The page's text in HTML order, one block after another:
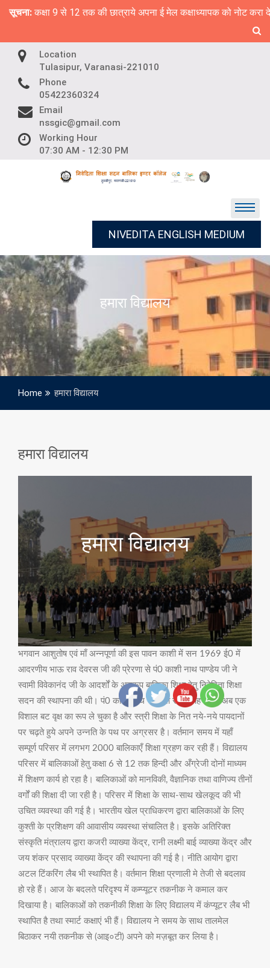
सूचना: कक्षा 9 से 12 तक की छात्राये अपना ई मेल कक्षाध्यापक को नोट करा दे
Location
Tulasipur, Varanasi-221010
Phone
05422360324
Email
nssgic@gmail.com
Working Hour
07:30 AM - 12:30 PM
NIVEDITA ENGLISH MEDIUM
हमारा विद्यालय
Home हमारा विद्यालय
हमारा विद्यालय
हमारा विद्यालय
भगवान आशुतोष एवं माँ अन्नपूर्णा की इस पावन काशी में सन 1969 ई0 में
आदरणीय भाऊ राव देवरस जी की प्रेरणा से पं0 काशी नाथ पाण्डेय जी ने
स्वामी विवेकानंद जी के आदर्शों के अनुरूप बालिका शिक्षा हेतु निवेदिता शिक्षा
सदन की स्थापना की थी। पं0 काशी नाथ जी द्वारा रोपित यह बिरवा अब एक
विशाल बट वृक्ष का रूप ले चुका है और स्त्री शिक्षा के नित नये-नये पायदानों
पर चढ़ते हुये अपने उन्नति के पथ पर अग्रसर है। वर्तमान समय में यहाँ
सम्पूर्ण परिसर में लगभग 2000 बालिकाएँ शिक्षा ग्रहण कर रही हैं। विद्यालय
परिसर में बालिकाओं हेतु कक्षा 6 से 12 तक हिन्दी और अँग्रेजी दोनों माध्यम
में शिक्षण कार्य हो रहा है। बालिकाओं को मानविकी, वैज्ञानिक तथा वाणिज्य तीनों
वर्गों की शिक्षा दी जा रही है। परिसर में शिक्षा के साथ-साथ खेलकूद की भी
उचित व्यवस्था की गई है। भारतीय खेल प्राधिकरण द्वारा बालिकाओं के लिए
कुश्ती के प्रशिक्षण की आवासीय व्यवस्था संचालित है। इसके अतिरिक्त
संस्कृति मंत्रालय द्वारा कजरी व्याख्या केंद्र, रानी लक्ष्मी बाई व्याख्या केंद्र और
जय शंकर प्रसाद व्याख्या केंद्र की स्थापना की गई है। नीति आयोग द्वारा
अटल टिंकरिंग लैब भी स्थापित है। वर्तमान शिक्षा प्रणाली मे तेजी से बदलाव
हो रहे हैं। आज के बदलते परिदृश्य में कम्प्यूटर तकनीक ने कमाल कर
दिखाया है। बालिकाओं को तकनीकी शिक्षा के लिए विद्यालय में कंप्यूटर लैब भी
स्थापित है तथा स्मार्ट कक्षाएं भी हैं। विद्यालय ने समय के साथ तालमेल
बिठाकर नयी तकनीक से (आइ०टी) अपने को मज़बूत कर लिया है।